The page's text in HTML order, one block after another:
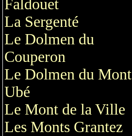
Faldouet
La Sergenté
Le Dolmen du
Couperon
Le Dolmen du Mont
Ubé
Le Mont de la Ville
Les Monts Grantez